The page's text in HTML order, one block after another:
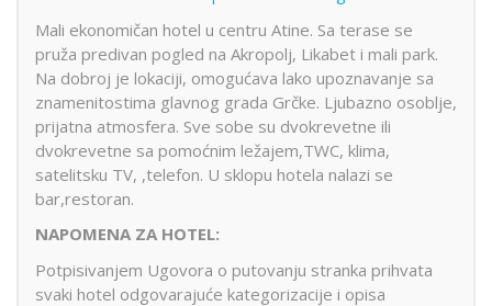
Mali ekonomičan hotel u centru Atine. Sa terase se
pruža predivan pogled na Akropolj, Likabet i mali park.
Na dobroj je lokaciji, omogućava lako upoznavanje sa
znamenitostima glavnog grada Grčke. Ljubazno osoblje,
prijatna atmosfera. Sve sobe su dvokrevetne ili
dvokrevetne sa pomoćnim ležajem,TWC, klima,
satelitsku TV, ,telefon. U sklopu hotela nalazi se
bar,restoran.
NAPOMENA ZA HOTEL:
Potpisivanjem Ugovora o putovanju stranka prihvata
svaki hotel odgovarajuće kategorizacije i opisa